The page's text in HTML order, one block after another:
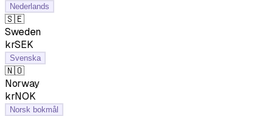
Nederlands
🇸🇪
Sweden
krSEK
Svenska
🇳🇴
Norway
krNOK
Norsk bokmål